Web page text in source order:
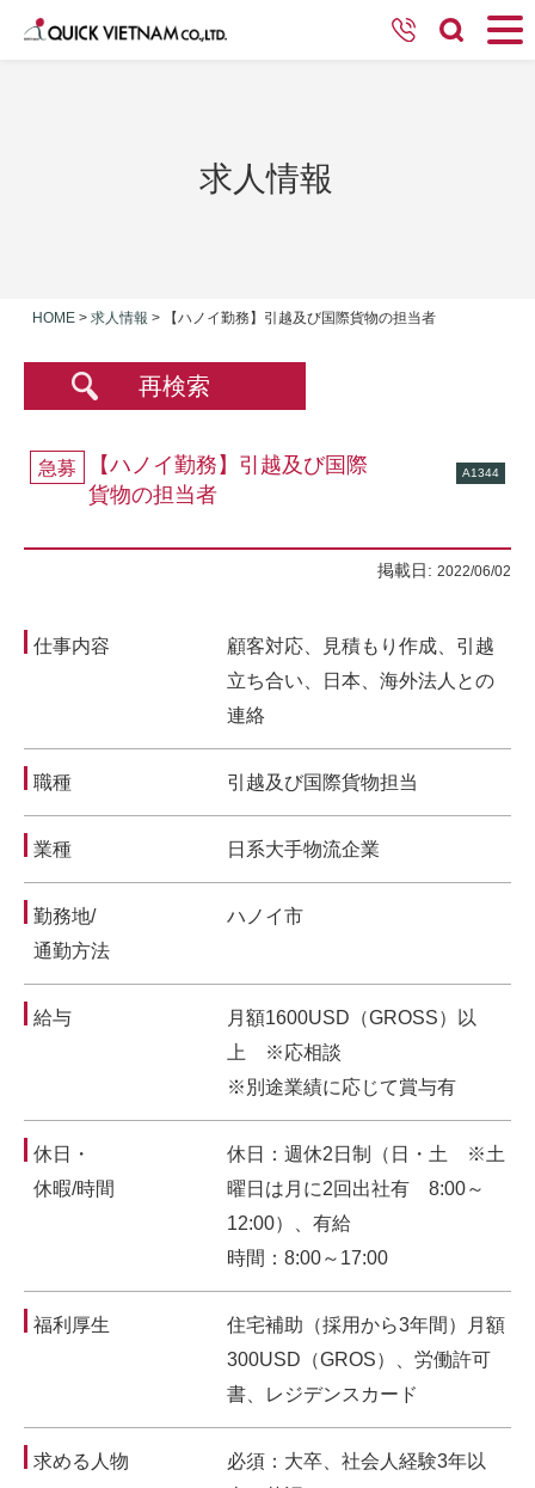
求人情報
HOME > 求人情報 > 【ハノイ勤務】引越及び国際貨物の担当者
再検索
急募
【ハノイ勤務】引越及び国際
貨物の担当者
A1344
掲載日: 2022/06/02
仕事内容
顧客対応、見積もり作成、引越
立ち合い、日本、海外法人との
連絡
職種 引越及び国際貨物担当
業種 日系大手物流企業
勤務地/
通勤方法
ハノイ市
給与
月額1600USD（GROSS）以
上 ※応相談
※別途業績に応じて賞与有
休日・
休暇/時間
休日：週休2日制（日・土 ※土
曜日は月に2回出社有 8:00～
12:00）、有給
時間：8:00～17:00
福利厚生
住宅補助（採用から3年間）月額
300USD（GROS）、労働許可
書、レジデンスカード
求める人物
必須：大卒、社会人経験3年以